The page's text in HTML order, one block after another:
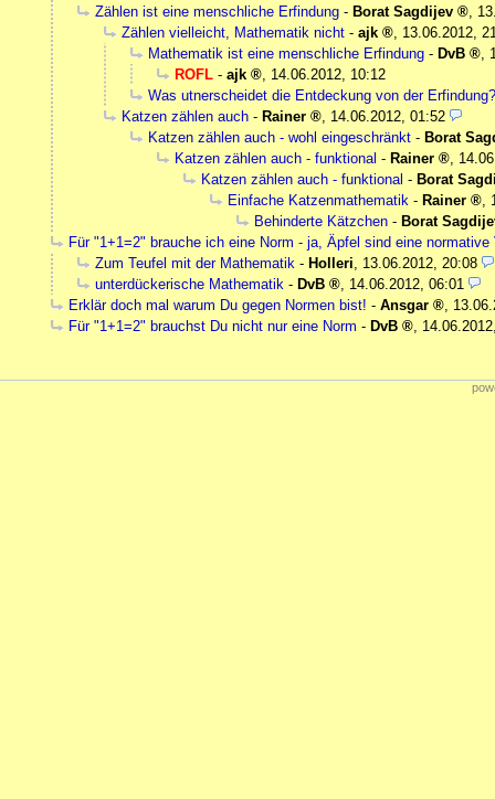
Zählen ist eine menschliche Erfindung - Borat Sagdijev
Zählen vielleicht, Mathematik nicht - ajk
13.06.2012,
Mathematik ist eine menschliche Erfindung - DvB
ROFL - ajk
14.06.2012, 10:12
Was utnerscheidet die Entdeckung von der Erfindung?
Katzen zählen auch - Rainer
14.06.2012, 01:52
Katzen zählen auch - wohl eingeschränkt - Borat
Katzen zählen auch - funktional - Rainer
Katzen zählen auch - funktional - Borat
Einfache Katzenmathematik - Rainer
Behinderte Kätzchen - Borat
Für "1+1=2" brauche ich eine Norm - ja, Äpfel sind eine normative
Zum Teufel mit der Mathematik - Holleri
13.06.2012, 20:08
unterdückerische Mathematik - DvB
14.06.2012, 06:01
Erklär doch mal warum Du gegen Normen bist! - Ansgar
Für "1+1=2" brauchst Du nicht nur eine Norm - DvB